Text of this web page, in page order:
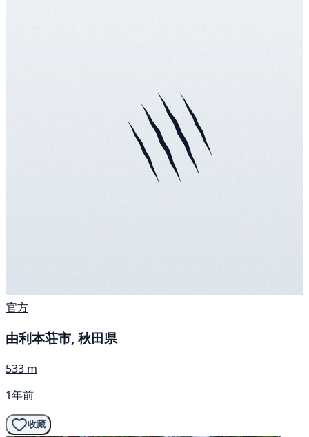
官方
由利本荘市, 秋田県
533 m
1年前
收藏